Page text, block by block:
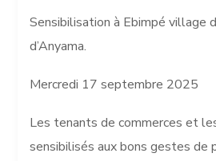
Sensibilisation à Ebimpé village
d’Anyama.
Mercredi 17 septembre 2025
Les tenants de commerces et
sensibilisés aux bons gestes de